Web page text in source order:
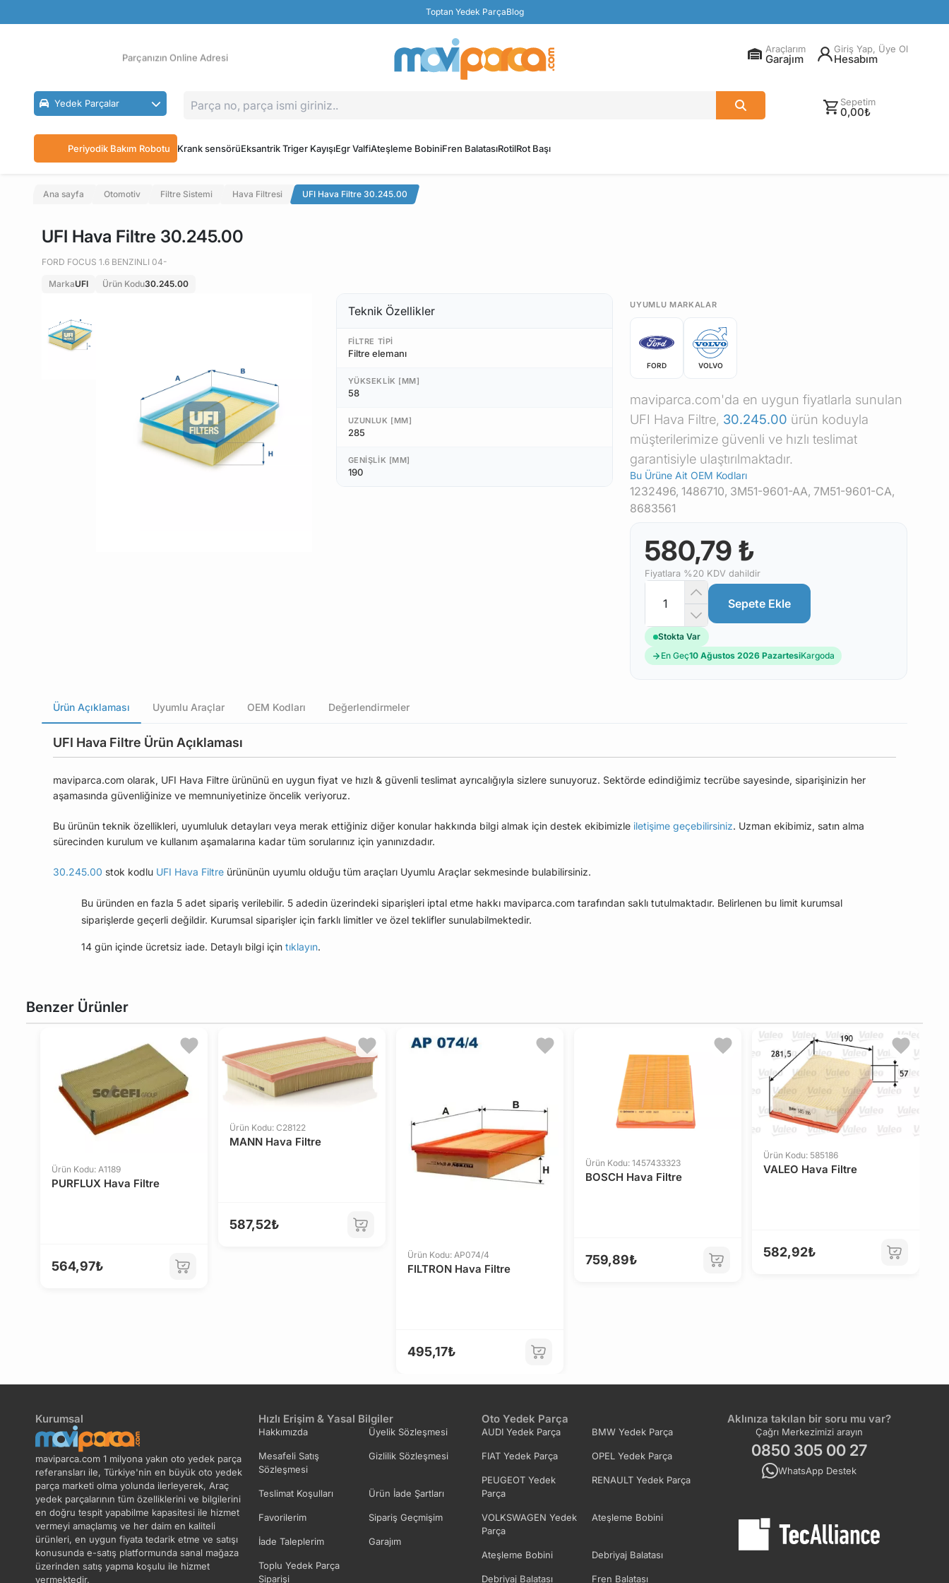
Toptan Yedek ParçaBlog
Ücretsiz İade
Parçanızın Online Adresi Araçlarım
Garajım
Giriş Yap, Üye Ol
Hesabım
Yedek Parçalar Sepetim
0,00₺
Periyodik Bakım Robotu Krank sensörüEksantrik Triger KayışıEgr ValfiAteşleme BobiniFren BalatasıRotilRot Başı
Ana sayfa Otomotiv Filtre Sistemi Hava Filtresi UFI Hava Filtre 30.245.00
UFI Hava Filtre 30.245.00
FORD FOCUS 1.6 BENZINLI 04-
MarkaUFI Ürün Kodu30.245.00
Teknik Özellikler
FILTRE TIPI
Filtre elemanı
YÜKSEKLIK [MM]
58
UZUNLUK [MM]
285
GENIŞLIK [MM]
190
UYUMLU MARKALAR
FORD VOLVO
maviparca.com'da en uygun fiyatlarla sunulan
UFI Hava Filtre, 30.245.00 ürün koduyla
müşterilerimize güvenli ve hızlı teslimat
garantisiyle ulaştırılmaktadır.
Bu Ürüne Ait OEM Kodları
1232496, 1486710, 3M51-9601-AA, 7M51-9601-CA,
8683561
580,79 ₺
Fiyatlara %20 KDV dahildir
Sepete Ekle
Stokta Var
En Geç10 Ağustos 2026 PazartesiKargoda
Ürün Açıklaması Uyumlu Araçlar OEM Kodları Değerlendirmeler
UFI Hava Filtre Ürün Açıklaması
maviparca.com olarak, UFI Hava Filtre ürününü en uygun fiyat ve hızlı & güvenli teslimat ayrıcalığıyla sizlere sunuyoruz. Sektörde edindiğimiz tecrübe sayesinde, siparişinizin her
aşamasında güvenliğinize ve memnuniyetinize öncelik veriyoruz.
Bu ürünün teknik özellikleri, uyumluluk detayları veya merak ettiğiniz diğer konular hakkında bilgi almak için destek ekibimizle iletişime geçebilirsiniz. Uzman ekibimiz, satın alma
sürecinden kurulum ve kullanım aşamalarına kadar tüm sorularınız için yanınızdadır.
30.245.00 stok kodlu UFI Hava Filtre ürününün uyumlu olduğu tüm araçları Uyumlu Araçlar sekmesinde bulabilirsiniz.
Bu üründen en fazla 5 adet sipariş verilebilir. 5 adedin üzerindeki siparişleri iptal etme hakkı maviparca.com tarafından saklı tutulmaktadır. Belirlenen bu limit kurumsal
siparişlerde geçerli değildir. Kurumsal siparişler için farklı limitler ve özel teklifler sunulabilmektedir.
14 gün içinde ücretsiz iade. Detaylı bilgi için tıklayın.
Benzer Ürünler
Ürün Kodu: A1189
PURFLUX Hava Filtre
564,97₺
Ürün Kodu: C28122
MANN Hava Filtre
587,52₺
Ürün Kodu: AP074/4
FILTRON Hava Filtre
495,17₺
Ürün Kodu: 1457433323
BOSCH Hava Filtre
759,89₺
Ürün Kodu: 585186
VALEO Hava Filtre
582,92₺
Kurumsal
maviparca.com 1 milyona yakın oto yedek parça
referansları ile, Türkiye'nin en büyük oto yedek
parça marketi olma yolunda ilerleyerek, Araç
yedek parçalarının tüm özelliklerini ve bilgilerini
en doğru tespit yapabilme kapasitesi ile hizmet
vermeyi amaçlamış ve her daim en kaliteli
ürünleri, en uygun fiyata tedarik etme ve satışı
konusunda e-satış platformunda sanal mağaza
üzerinden satış yapma koşulu ile hizmet
vermektedir.
Hızlı Erişim & Yasal Bilgiler
Hakkımızda Üyelik Sözleşmesi
Mesafeli Satış
Sözleşmesi
Gizlilik Sözleşmesi
Teslimat Koşulları Ürün İade Şartları
Favorilerim Sipariş Geçmişim
İade Taleplerim Garajım
Toplu Yedek Parça
Siparişi
Oto Yedek Parça
AUDI Yedek Parça BMW Yedek Parça
FIAT Yedek Parça OPEL Yedek Parça
PEUGEOT Yedek
Parça
RENAULT Yedek Parça
VOLKSWAGEN Yedek
Parça
Ateşleme Bobini
Ateşleme Bobini Debriyaj Balatası
Debriyaj Balatası Fren Balatası
Aklınıza takılan bir soru mu var?
Çağrı Merkezimizi arayın
0850 305 00 27
WhatsApp Destek